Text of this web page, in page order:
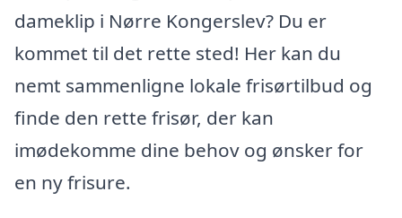
dameklip i Nørre Kongerslev? Du er
kommet til det rette sted! Her kan du
nemt sammenligne lokale frisørtilbud og
finde den rette frisør, der kan
imødekomme dine behov og ønsker for
en ny frisure.